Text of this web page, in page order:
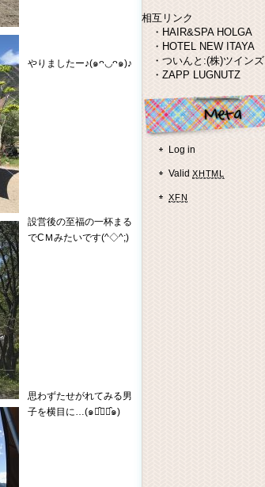
やりましたー♪(๑ᴖ◡ᴖ๑)♪
設営後の至福の一杯まる
でCＭみたいです(^◇^;)
思わずたせがれてみる男
子を横目に…(๑･̑◡･̑๑)
相互リンク
・ HAIR&SPA HOLGA
・ HOTEL NEW ITAYA
・ ついんと:(株)ツインズ
・ ZAPP LUGNUTZ
Log in
Valid XHTML
XFN